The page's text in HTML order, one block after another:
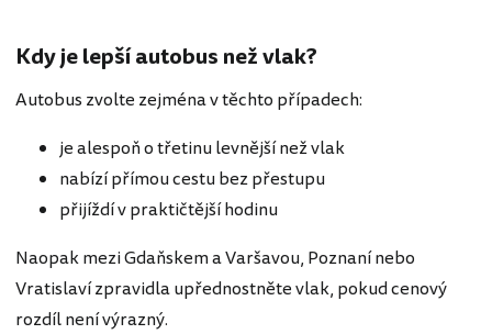
Kdy je lepší autobus než vlak?
Autobus zvolte zejména v těchto případech:
je alespoň o třetinu levnější než vlak
nabízí přímou cestu bez přestupu
přijíždí v praktičtější hodinu
Naopak mezi Gdaňskem a Varšavou, Poznaní nebo
Vratislaví zpravidla upřednostněte vlak, pokud cenový
rozdíl není výrazný.